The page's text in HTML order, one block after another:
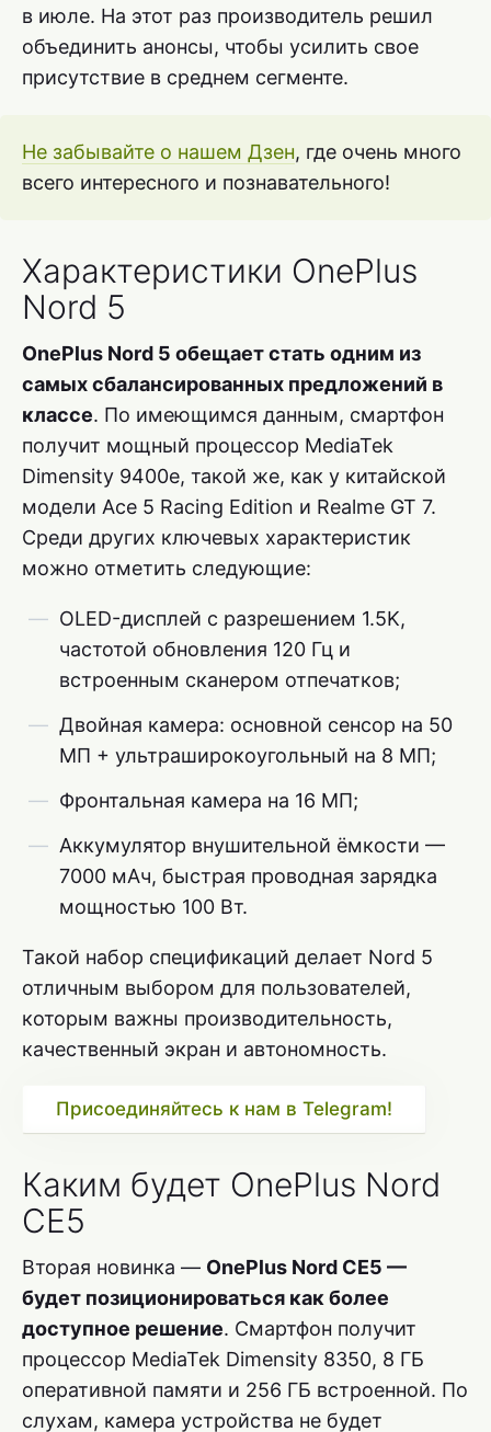
в июле. На этот раз производитель решил
объединить анонсы, чтобы усилить свое
присутствие в среднем сегменте.
Не забывайте о нашем Дзен, где очень много
всего интересного и познавательного!
Характеристики OnePlus
Nord 5
OnePlus Nord 5 обещает стать одним из
самых сбалансированных предложений в
классе. По имеющимся данным, смартфон
получит мощный процессор MediaTek
Dimensity 9400e, такой же, как у китайской
модели Ace 5 Racing Edition и Realme GT 7.
Среди других ключевых характеристик
можно отметить следующие:
OLED-дисплей с разрешением 1.5K,
частотой обновления 120 Гц и
встроенным сканером отпечатков;
Двойная камера: основной сенсор на 50
МП + ультраширокоугольный на 8 МП;
Фронтальная камера на 16 МП;
Аккумулятор внушительной ёмкости —
7000 мАч, быстрая проводная зарядка
мощностью 100 Вт.
Такой набор спецификаций делает Nord 5
отличным выбором для пользователей,
которым важны производительность,
качественный экран и автономность.
Присоединяйтесь к нам в Telegram!
Каким будет OnePlus Nord
CE5
Вторая новинка — OnePlus Nord CE5 —
будет позиционироваться как более
доступное решение. Смартфон получит
процессор MediaTek Dimensity 8350, 8 ГБ
оперативной памяти и 256 ГБ встроенной. По
слухам, камера устройства не будет